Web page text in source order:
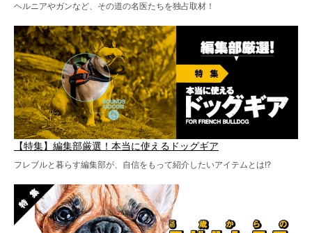
ヘルニアやガンなど、その道の名医たちを独占取材！
【特集】編集部厳選！本当に使えるドッグギア
フレブルと暮らす編集部が、自信をもって紹介したいアイテムとは!?